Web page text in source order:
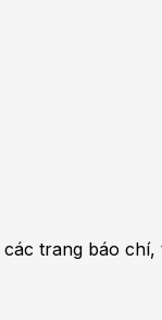
trang báo chí,